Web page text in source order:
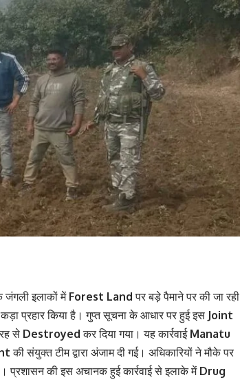
जंगली इलाकों मेंForest Land पर बड़े पैमाने पर की जा रही
प्रहार किया है। गुप्त सूचना के आधार पर हुई इस Joint
से Destroyed कर दिया गया। यह कार्रवाई Manatu
की संयुक्त टीम द्वारा अंजाम दी गई। अधिकारियों ने मौके पर
प्रशासन की इस अचानक हुई कार्रवाई से इलाके में Drug